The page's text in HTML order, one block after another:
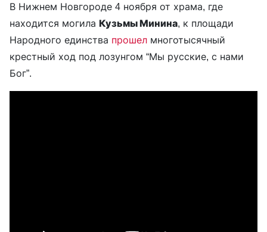
В Нижнем Новгороде 4 ноября от храма, где
находится могила Кузьмы Минина, к площади
Народного единства прошел многотысячный
крестный ход под лозунгом “Мы русские, с нами
Бог”.